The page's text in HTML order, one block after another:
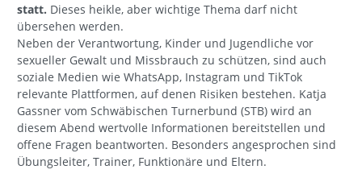
statt. Dieses heikle, aber wichtige Thema darf nicht
übersehen werden.
Neben der Verantwortung, Kinder und Jugendliche vor
sexueller Gewalt und Missbrauch zu schützen, sind auch
soziale Medien wie WhatsApp, Instagram und TikTok
relevante Plattformen, auf denen Risiken bestehen. Katja
Gassner vom Schwäbischen Turnerbund (STB) wird an
diesem Abend wertvolle Informationen bereitstellen und
offene Fragen beantworten. Besonders angesprochen sind
Übungsleiter, Trainer, Funktionäre und Eltern.